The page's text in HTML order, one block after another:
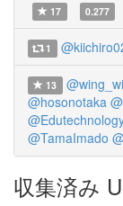
17
0.277
1
13
@hosonotaka
@TamaImado
収集済み